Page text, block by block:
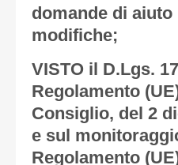
domande di
modifiche;
VISTO il D.Lgs.
Regolamento
Consiglio, del 2
e sul
Regolamento